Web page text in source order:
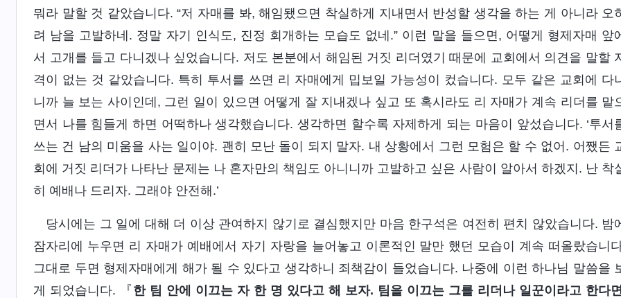
뭐라 말할 것 같았습니다. “저 자매를 봐, 해임됐으면 착실하게 지내면서 반성할 생각을 하는 게 아니라 오
려 남을 고발하네. 정말 자기 인식도, 진정 회개하는 모습도 없네.” 이런 말을 들으면, 어떻게 형제자매 앞에
서 고개를 들고 다니겠나 싶었습니다. 저도 본분에서 해임된 거짓 리더였기 때문에 교회에서 의견을 말할
격이 없는 것 같았습니다. 특히 투서를 쓰면 리 자매에게 밉보일 가능성이 컸습니다. 모두 같은 교회에 다
니까 늘 보는 사이인데, 그런 일이 있으면 어떻게 잘 지내겠나 싶고 또 혹시라도 리 자매가 계속 리더를 맡
면서 나를 힘들게 하면 어떡하나 생각했습니다. 생각하면 할수록 자제하게 되는 마음이 앞섰습니다. ‘투서
쓰는 건 남의 미움을 사는 일이야. 괜히 모난 돌이 되지 말자. 내 상황에서 그런 모험은 할 수 없어. 어쨌든
회에 거짓 리더가 나타난 문제는 나 혼자만의 책임도 아니니까 고발하고 싶은 사람이 알아서 하겠지. 난 착
히 예배나 드리자. 그래야 안전해.’
당시에는 그 일에 대해 더 이상 관여하지 않기로 결심했지만 마음 한구석은 여전히 편치 않았습니다. 밤에
잠자리에 누우면 리 자매가 예배에서 자기 자랑을 늘어놓고 이론적인 말만 했던 모습이 계속 떠올랐습니
그대로 두면 형제자매에게 해가 될 수 있다고 생각하니 죄책감이 들었습니다. 나중에 이런 하나님 말씀을
게 되었습니다. 『 한 팀 안에 이끄는 자 한 명 있다고 해 보자. 팀을 이끄는 그를 리더나 일꾼이라고 한다